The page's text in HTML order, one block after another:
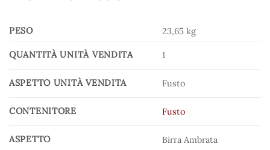
PESO 23,65 kg
QUANTITÀ UNITÀ VENDITA 1
ASPETTO UNITÀ VENDITA Fusto
CONTENITORE Fusto
ASPETTO Birra Ambrata